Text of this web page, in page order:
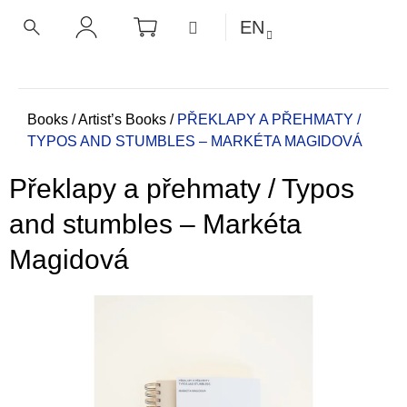
SHOPPING
CART MENUEN
Home
Books /Artist’s Books / PŘEKLAPY A PŘEHMATY /
TYPOS AND STUMBLES – MARKÉTA MAGIDOVÁ
Překlapy a přehmaty / Typos
and stumbles – Markéta
Magidová
BACK
BACK
h
a
r
e
y